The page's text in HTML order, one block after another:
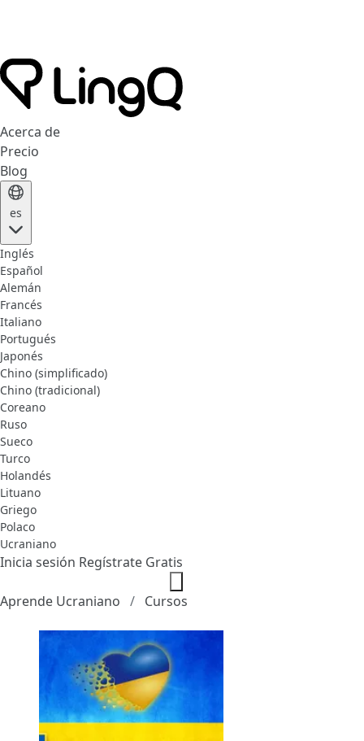
Acerca de
Precio
Blog
es
Inglés
Español
Alemán
Francés
Italiano
Portugués
Japonés
Chino (simplificado)
Chino (tradicional)
Coreano
Ruso
Sueco
Turco
Holandés
Lituano
Griego
Polaco
Ucraniano
Inicia sesión Regístrate Gratis
Aprende Ucraniano Cursos